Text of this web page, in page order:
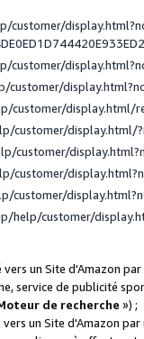
customer/
customer/display.html/
customer/display.html/
customer/
customer/
customer/
help/customer/
un Site d'Amazon
service de publicité
de recherche ») ;
un Site d'Amazon